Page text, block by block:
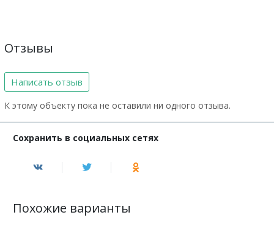
Отзывы
Написать отзыв
К этому объекту пока не оставили ни одного отзыва.
Сохранить в социальных сетях
Похожие варианты